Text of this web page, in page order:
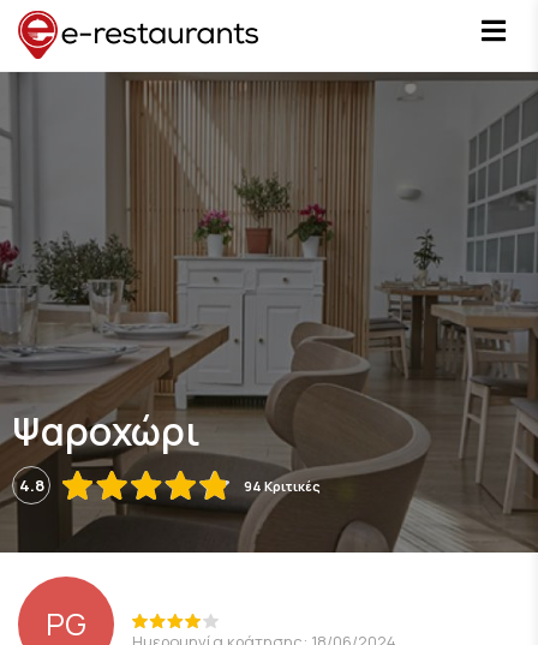
Ψαροχώρι
4.8 94 Κριτικές
PG